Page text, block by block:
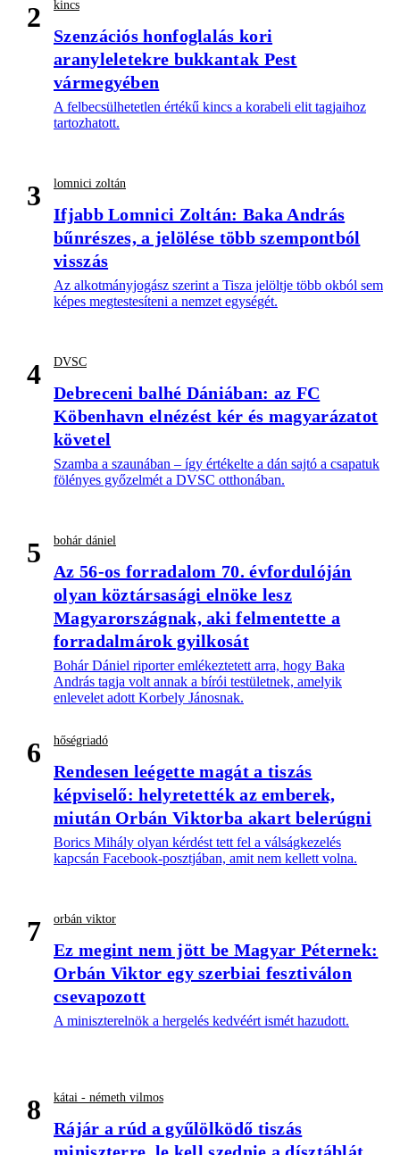
2 kincs
Szenzációs honfoglalás kori
aranyleletekre bukkantak Pest
vármegyében
A felbecsülhetetlen értékű kincs a korabeli elit tagjaihoz
tartozhatott.
3 lomnici zoltán
Ifjabb Lomnici Zoltán: Baka András
bűnrészes, a jelölése több szempontból
visszás
Az alkotmányjogász szerint a Tisza jelöltje több okból sem
képes megtestesíteni a nemzet egységét.
4 DVSC
Debreceni balhé Dániában: az FC
Köbenhavn elnézést kér és magyarázatot
követel
Szamba a szaunában – így értékelte a dán sajtó a csapatuk
fölényes győzelmét a DVSC otthonában.
5 bohár dániel
Az 56-os forradalom 70. évfordulóján
olyan köztársasági elnöke lesz
Magyarországnak, aki felmentette a
forradalmárok gyilkosát
Bohár Dániel riporter emlékeztetett arra, hogy Baka
András tagja volt annak a bírói testületnek, amelyik
enlevelet adott Korbely Jánosnak.
6 hőségriadó
Rendesen leégette magát a tiszás
képviselő: helyretették az emberek,
miután Orbán Viktorba akart belerúgni
Borics Mihály olyan kérdést tett fel a válságkezelés
kapcsán Facebook-posztjában, amit nem kellett volna.
7 orbán viktor
Ez megint nem jött be Magyar Péternek:
Orbán Viktor egy szerbiai fesztiválon
csevapozott
A miniszterelnök a hergelés kedvéért ismét hazudott.
8 kátai - németh vilmos
Rájár a rúd a gyűlölködő tiszás